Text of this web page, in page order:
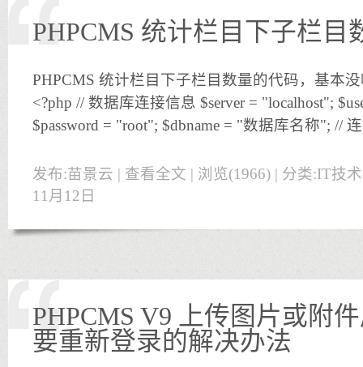
PHPCMS 统计栏目下子栏目
PHPCMS 统计栏目下子栏目数量的代码，基本
<?php // 数据库连接信息 $server = "localhost";
$password = "root"; $dbname = "数据库名称"; //
发布:苗景云 | 查看全文 | 浏览(1966) | 分类:IT技
11月12日
PHPCMS V9 上传图片或附
要重新登录的解决办法